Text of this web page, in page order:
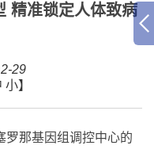
精准锁定人体致病
29
小】
罗那基因组调控中心的